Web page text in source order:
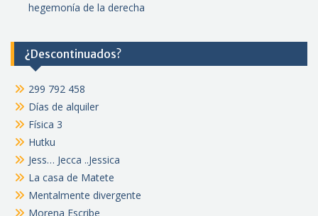
hegemonía de la derecha
¿Descontinuados?
299 792 458
Días de alquiler
Física 3
Hutku
Jess… Jecca ..Jessica
La casa de Matete
Mentalmente divergente
Morena Escribe